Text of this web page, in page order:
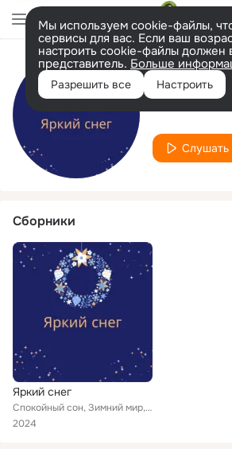
Мы используем cookie-файлы,
сервисы для вас. Если ваш
настроить cookie-файлы должен
представитель. Больше
Разрешить все Настроить
Слушать
Сборники
Яркий снег
Спокойный сон, Зимний мир, Холодная нежность
2024